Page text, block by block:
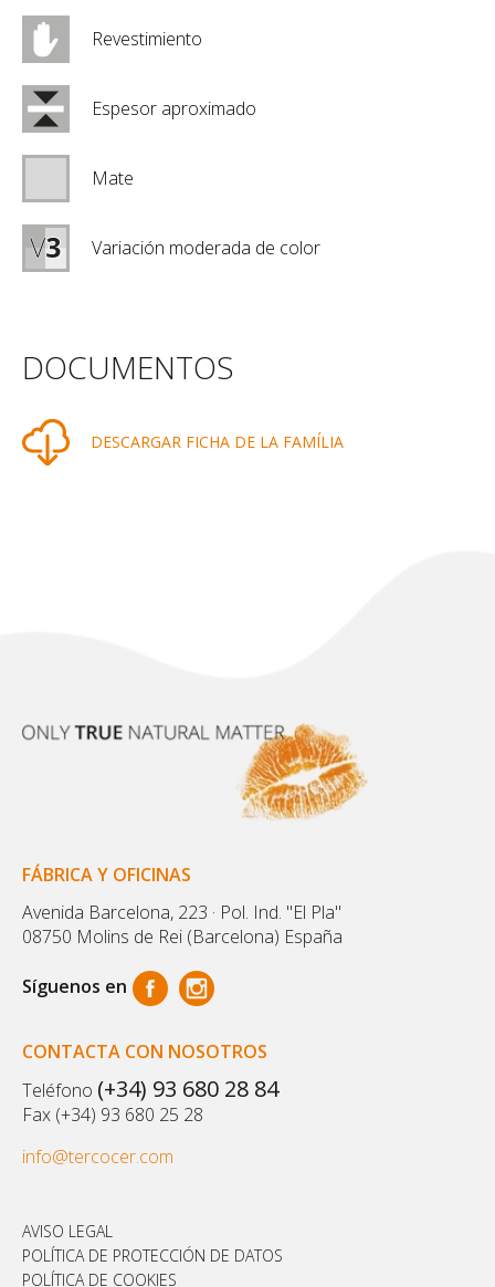
Revestimiento
Espesor aproximado
Mate
Variación moderada de color
DOCUMENTOS
DESCARGAR FICHA DE LA FAMÍLIA
FÁBRICA Y OFICINAS
Avenida Barcelona, 223 · Pol. Ind. "El Pla"
08750 Molins de Rei (Barcelona) España
Síguenos en
CONTACTA CON NOSOTROS
Teléfono (+34) 93 680 28 84
Fax (+34) 93 680 25 28
info@tercocer.com
AVISO LEGAL
POLÍTICA DE PROTECCIÓN DE DATOS
POLÍTICA DE COOKIES